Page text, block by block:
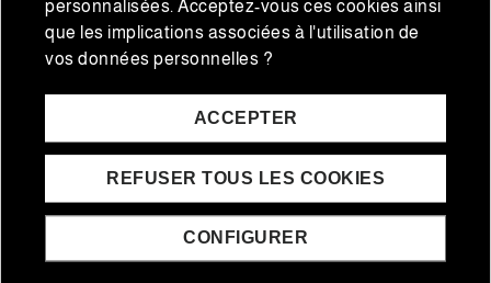
3.2.- LE PROPRIÉTAIRE se réserve le droit de suspendre
l'accès sans préavis de manière discrétionnaire et à titre
et notifiera à l'autorité compétente ces incidents dès
qu'il aura connaissance que les dommages causés
personnalisées. Acceptez-vous ces cookies ainsi
que les implications associées à l'utilisation de
vos données personnelles ?
ACCEPTER
REFUSER TOUS LES COOKIES
CONFIGURER